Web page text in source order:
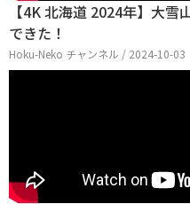
【4K 北海道 2024年】大
できた！
Hoku-Neko チャンネル / 2024-10-03